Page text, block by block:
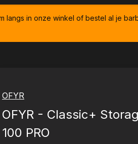
langs in onze winkel of bestel al je
OFYR
OFYR - Classic+
100 PRO